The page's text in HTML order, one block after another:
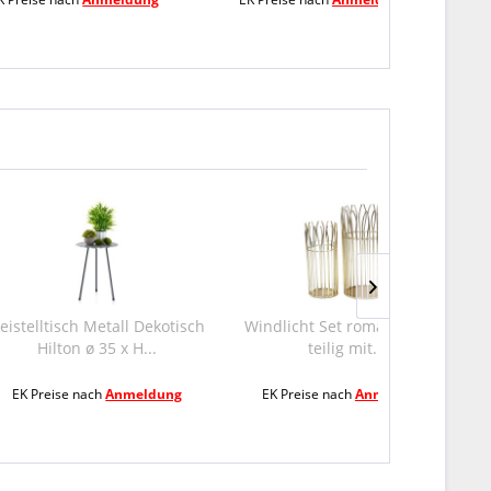
Dekotisch
35 x H...
Anmeldung
Windlicht Set romantisch 2-
EK Preise nach Anmeldung